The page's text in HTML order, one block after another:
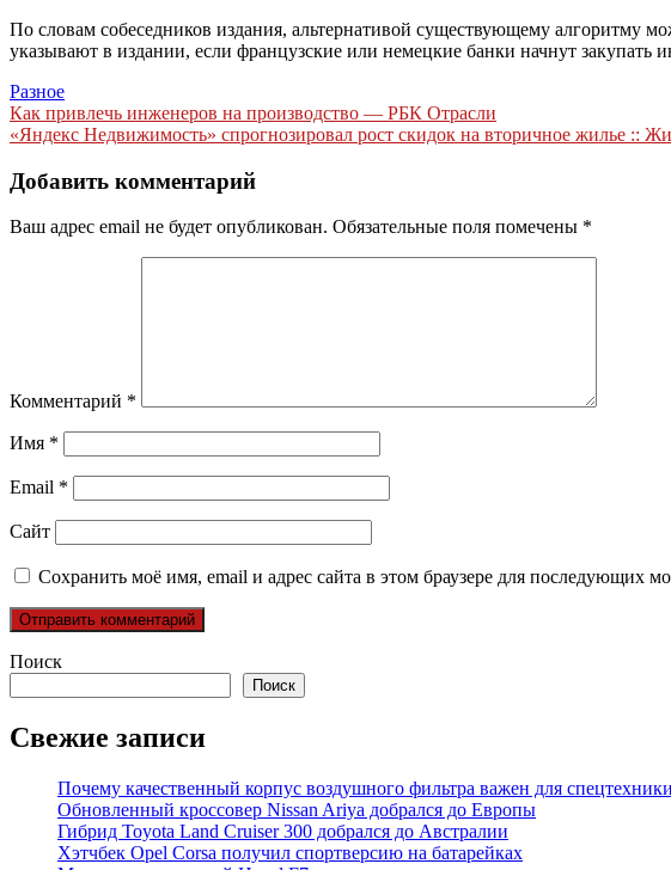
По словам собеседников издания, альтернативой существующему алгоритму
указывают в издании, если французские или немецкие банки начнут
Разное
Навигация
по
записям
Как привлечь инженеров на производство — РБК Отрасли
«Яндекс Недвижимость» спрогнозировал рост скидок на вторичное жилье ::
Добавить комментарий
Ваш адрес email не будет опубликован. Обязательные поля помечены *
Комментарий *
Имя *
Email *
Сайт
Сохранить моё имя, email и адрес сайта в этом браузере для последующих
Поиск
Поиск
Свежие записи
Почему качественный корпус воздушного фильтра важен для спецтехники
Обновленный кроссовер Nissan Ariya добрался до Европы
Гибрид Toyota Land Cruiser 300 добрался до Австралии
Хэтчбек Opel Corsa получил спортверсию на батарейках